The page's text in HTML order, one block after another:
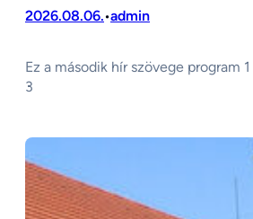
2026.08.06.•admin
Ez a második hír szövege program
3